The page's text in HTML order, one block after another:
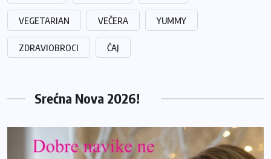
VEGETARIAN VEČERA YUMMY
ZDRAVIOBROCI ČAJ
Srećna Nova 2026!